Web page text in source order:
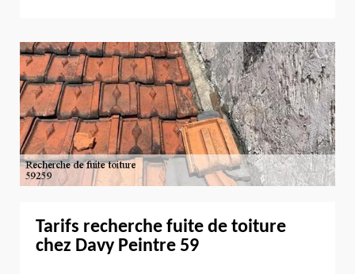
Tarifs recherche fuite de toiture
chez Davy Peintre 59